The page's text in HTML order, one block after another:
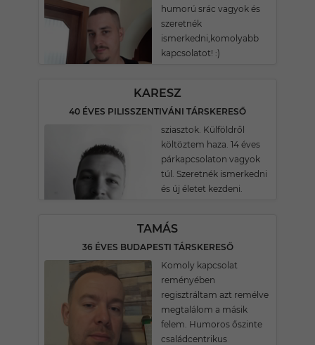
humorú srác vagyok és
szeretnék
ismerkedni,komolyabb
kapcsolatot! :)
KARESZ
40 ÉVES PILISSZENTIVÁNI TÁRSKERESŐ
sziasztok. Külföldről
költöztem haza. 14 éves
párkapcsolaton vagyok
túl. Szeretnék ismerkedni
és új életet kezdeni.
TAMÁS
36 ÉVES BUDAPESTI TÁRSKERESŐ
Komoly kapcsolat
reményében
regisztráltam azt remélve
megtalálom a másik
felem. Humoros őszinte
családcentrikus